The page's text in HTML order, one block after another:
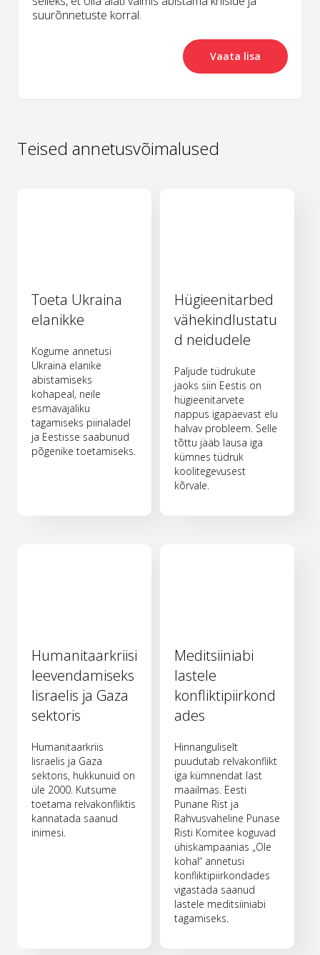
suurõnnetuste korral.
Vaata lisa
Teised annetusvõimalused
Toeta Ukraina
elanikke
Kogume annetusi
Ukraina elanike
abistamiseks
kohapeal, neile
esmavajaliku
tagamiseks piirialadel
ja Eestisse saabunud
põgenike toetamiseks.
Hügieenitarbed
vähekindlustatu
d neidudele
Paljude tüdrukute
jaoks siin Eestis on
hügieenitarvete
nappus igapäevast elu
halvav probleem. Selle
tõttu jääb lausa iga
kümnes tüdruk
koolitegevusest
kõrvale.
Humanitaarkriisi
leevendamiseks
Iisraelis ja Gaza
sektoris
Humanitaarkriis
Iisraelis ja Gaza
sektoris, hukkunuid on
üle 2000. Kutsume
toetama relvakonfliktis
kannatada saanud
inimesi.
Meditsiiniabi
lastele
konfliktipiirkond
ades
Hinnanguliselt
puudutab relvakonflikt
iga kümnendat last
maailmas. Eesti
Punane Rist ja
Rahvusvaheline Punase
Risti Komitee koguvad
ühiskampaanias „Ole
kohal“ annetusi
konfliktipiirkondades
vigastada saanud
lastele meditsiiniabi
tagamiseks.